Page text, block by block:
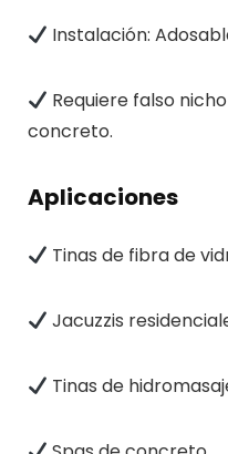
Instalación:
Requiere falso
concreto.
Aplicaciones
Tinas de fibra de
Jacuzzis
Tinas de